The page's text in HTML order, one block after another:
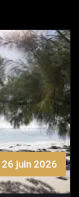
26 juin 2026